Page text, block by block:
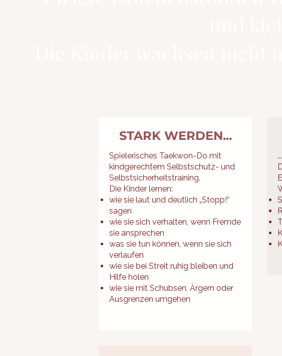
STARK WERDEN...
Spielerisches Taekwon-Do mit
kindgerechtem Selbstschutz- und
Selbstsicherheitstraining.
Die Kinder lernen:
wie sie laut und deutlich „Stopp!“
sagen
wie sie sich verhalten, wenn Fremde
sie ansprechen
was sie tun können, wenn sie sich
verlaufen
wie sie bei Streit ruhig bleiben und
Hilfe holen
wie sie mit Schubsen, Ärgern oder
Ausgrenzen umgehen